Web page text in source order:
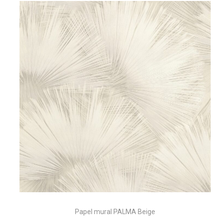
a
n
i
Papel mural PALMA Beige